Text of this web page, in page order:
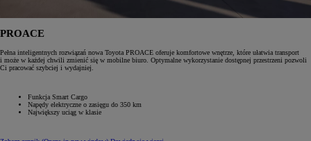
PROACE
Pełna inteligentnych rozwiązań nowa Toyota PROACE oferuje komfortowe wnętrze, które ułatwia transport
i może w każdej chwili zmienić się w mobilne biuro. Optymalne wykorzystanie dostępnej przestrzeni pozwoli
Ci pracować szybciej i wydajniej.
Funkcja Smart Cargo
Napędy elektryczne o zasięgu do 350 km
Największy uciąg w klasie